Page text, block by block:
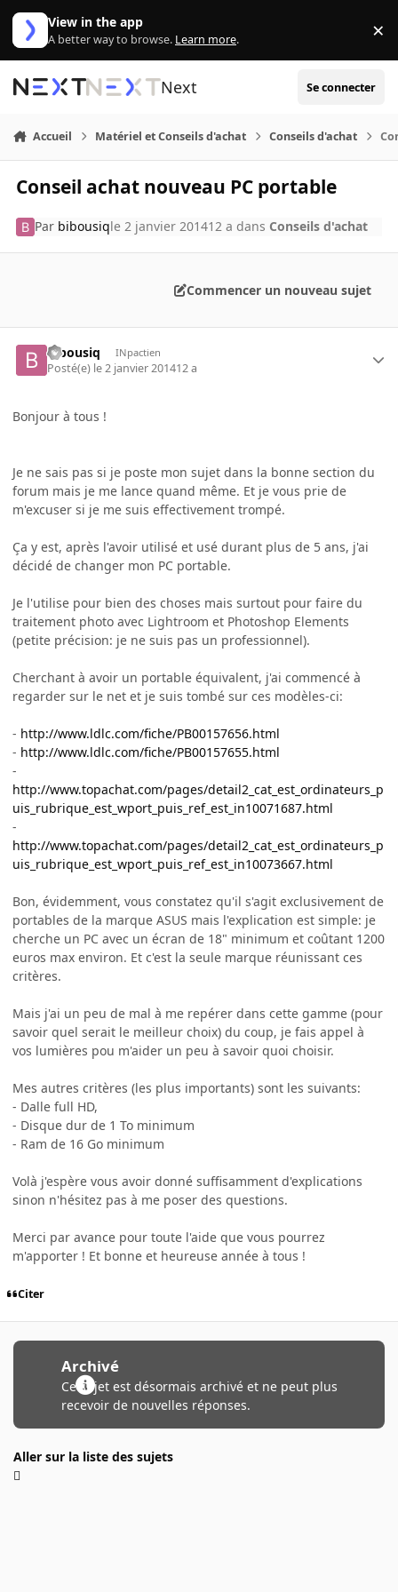
Aller au contenu
View in the app
A better way to browse. Learn more. ×
Next Se connecter
Accueil Matériel et Conseils d'achat Conseils d'achat
Conseil achat nouveau PC portable
Par bibousiqle 2 janvier 201412 a dans Conseils d'achat
Commencer un nouveau sujet
bibousiq INpactien
Posté(e) le 2 janvier 201412 a
Bonjour à tous !
Je ne sais pas si je poste mon sujet dans la bonne section du
forum mais je me lance quand même. Et je vous prie de
m'excuser si je me suis effectivement trompé.
Ça y est, après l'avoir utilisé et usé durant plus de 5 ans, j'ai
décidé de changer mon PC portable.
Je l'utilise pour bien des choses mais surtout pour faire du
traitement photo avec Lightroom et Photoshop Elements
(petite précision: je ne suis pas un professionnel).
Cherchant à avoir un portable équivalent, j'ai commencé à
regarder sur le net et je suis tombé sur ces modèles-ci:
- http://www.ldlc.com/fiche/PB00157656.html
- http://www.ldlc.com/fiche/PB00157655.html
-
http://www.topachat.com/pages/detail2_cat_est_ordinateurs_p
uis_rubrique_est_wport_puis_ref_est_in10071687.html
-
http://www.topachat.com/pages/detail2_cat_est_ordinateurs_p
uis_rubrique_est_wport_puis_ref_est_in10073667.html
Bon, évidemment, vous constatez qu'il s'agit exclusivement de
portables de la marque ASUS mais l'explication est simple: je
cherche un PC avec un écran de 18" minimum et coûtant 1200
euros max environ. Et c'est la seule marque réunissant ces
critères.
Mais j'ai un peu de mal à me repérer dans cette gamme (pour
savoir quel serait le meilleur choix) du coup, je fais appel à
vos lumières pou m'aider un peu à savoir quoi choisir.
Mes autres critères (les plus importants) sont les suivants:
- Dalle full HD,
- Disque dur de 1 To minimum
- Ram de 16 Go minimum
Volà j'espère vous avoir donné suffisamment d'explications
sinon n'hésitez pas à me poser des questions.
Merci par avance pour toute l'aide que vous pourrez
m'apporter ! Et bonne et heureuse année à tous !
Citer
Archivé
Ce sujet est désormais archivé et ne peut plus
recevoir de nouvelles réponses.
Aller sur la liste des sujets